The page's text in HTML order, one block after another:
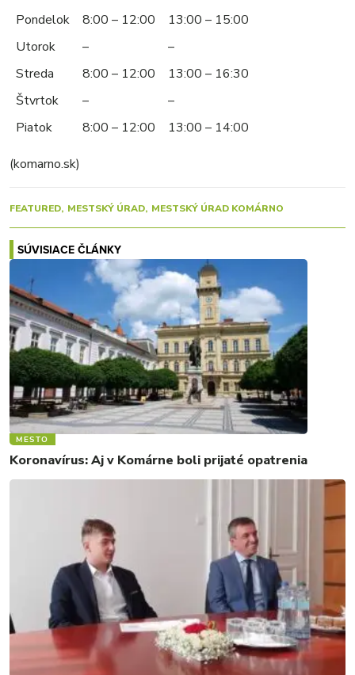
Pondelok 8:00 – 12:00
13:00 – 15:00
Utorok
–
–
Streda
8:00 – 12:00
13:00 – 16:30
Štvrtok
–
–
Piatok
8:00 – 12:00 13:00 – 14:00
(komarno.sk)
FEATURED MESTSKÝ ÚRAD MESTSKÝ ÚRAD KOMÁRNO
SÚVISIACE ČLÁNKY
MESTO
Koronavírus: Aj v Komárne boli prijaté opatrenia